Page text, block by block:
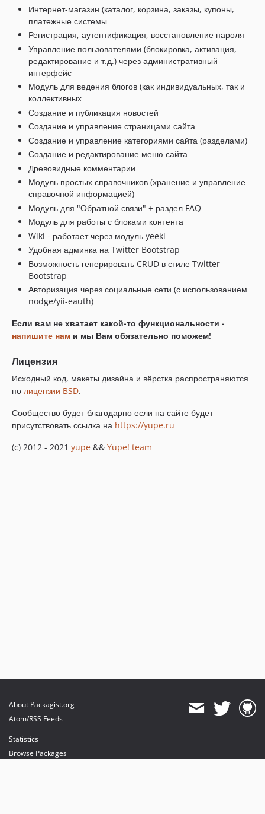
Интернет-магазин (каталог, корзина, заказы, купоны,
платежные системы
Регистрация, аутентификация, восстановление пароля
Управление пользователями (блокировка, активация,
редактирование и т.д.) через административный
интерфейс
Модуль для ведения блогов (как индивидуальных, так и
коллективных
Создание и публикация новостей
Создание и управление страницами сайта
Создание и управление категориями сайта (разделами)
Создание и редактирование меню сайта
Древовидные комментарии
Модуль простых справочников (хранение и управление
справочной информацией)
Модуль для "Обратной связи" + раздел FAQ
Модуль для работы с блоками контента
Wiki - работает через модуль yeeki
Удобная админка на Twitter Bootstrap
Возможность генерировать CRUD в стиле Twitter
Bootstrap
Авторизация через социальные сети (с использованием
nodge/yii-eauth)
Если вам не хватает какой-то функциональности -
напишите нам и мы Вам обязательно поможем!
Лицензия
Исходный код, макеты дизайна и вёрстка распространяются
по лицензии BSD.
Сообщество будет благодарно если на сайте будет
присутствовать ссылка на https://yupe.ru
(c) 2012 - 2021 yupe && Yupe! team
About Packagist.org
Atom/RSS Feeds
Statistics
Browse Packages